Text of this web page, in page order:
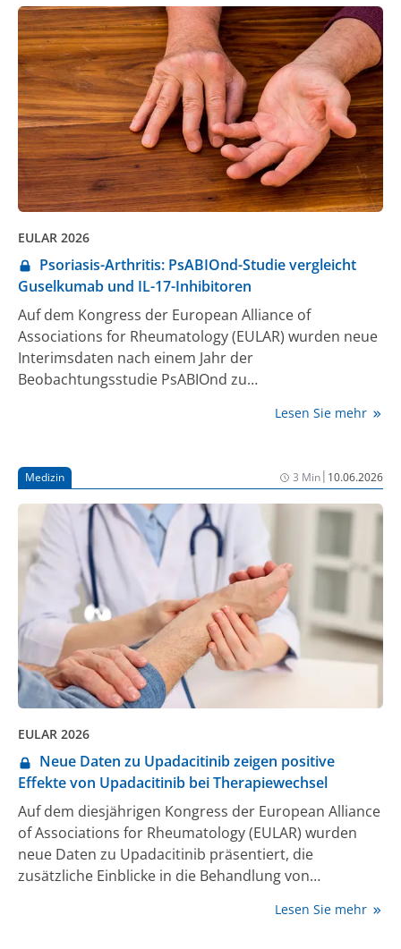
der Schwangerschaft vorgestellt.
EULAR 2026
Psoriasis-Arthritis: PsABIOnd-Studie vergleicht
Guselkumab und IL-17-Inhibitoren
Auf dem Kongress der European Alliance of
Associations for Rheumatology (EULAR) wurden neue
Interimsdaten nach einem Jahr der
Beobachtungsstudie PsABIOnd zu
Guselkumab bzw. IL-17-Inhibitoren bei aktiver
Lesen Sie mehr
Medizin 3 Min| 10.06.2026
EULAR 2026
Neue Daten zu Upadacitinib zeigen positive
Effekte von Upadacitinib bei Therapiewechsel
Auf dem diesjährigen Kongress der European Alliance
of Associations for Rheumatology (EULAR) wurden
neue Daten zu Upadacitinib präsentiert, die
zusätzliche Einblicke in die Behandlung von
axialer Spondyloarthritis (axSpA) geben. DieLesen Sie mehr